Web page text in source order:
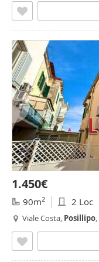
1.450€
90m2 2 Loc
Viale Costa, Posillipo,